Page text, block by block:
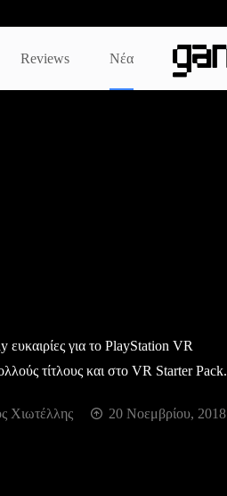
Reviews
Νέα
ευκαιρίες για το PlayStation VR
τίτλους και στο VR Starter Pack.
Χιωτέλλης 20 Νοεμβρίου, 2018